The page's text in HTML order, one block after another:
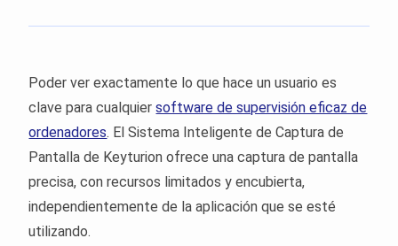
Poder ver exactamente lo que hace un usuario es
clave para cualquiersoftware de supervisión eficaz de
ordenadores. El Sistema Inteligente de Captura de
Pantalla de Keyturion ofrece una captura de pantalla
precisa, con recursos limitados y encubierta,
independientemente de la aplicación que se esté
utilizando.